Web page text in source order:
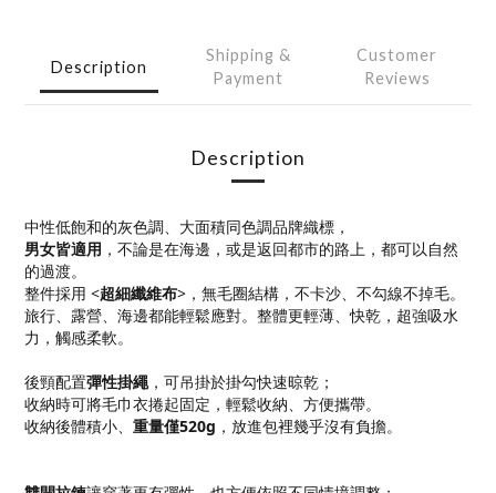
Description
Shipping &
Payment
Customer
Reviews
Description
中性低飽和的灰色調、大面積同色調品牌織標，
男女皆適用 ， 不論是在海邊，或是返回都市的路上， 都可以自然
的過渡。
整件採用 <超細纖維布>，無毛圈結構，不卡沙、不勾線不掉毛。
旅行、露營、海邊都能輕鬆應對。整體更輕薄、快乾，超強吸水
力，觸感柔軟。
後頸配置彈性掛繩，可吊掛於掛勾快速晾乾；
收納時可將毛巾衣捲起固定，輕鬆收納、方便攜帶。
收納後體積小、 重量僅520g ，放進包裡幾乎沒有負擔。